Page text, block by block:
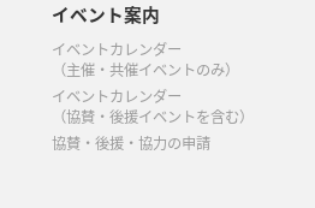
イベント案内
イベントカレンダー
（主催・共催イベントのみ）
イベントカレンダー
（協賛・後援イベントを含む）
協賛・後援・協力の申請